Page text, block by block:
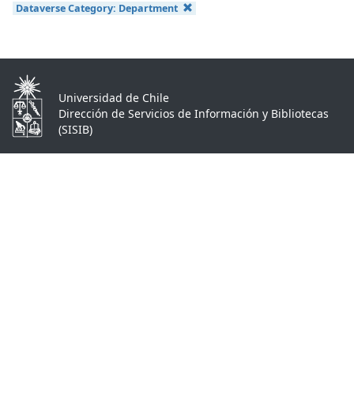
Dataverse Category: Department
Universidad de Chile
Dirección de Servicios de Información y Bibliotecas
(SISIB)